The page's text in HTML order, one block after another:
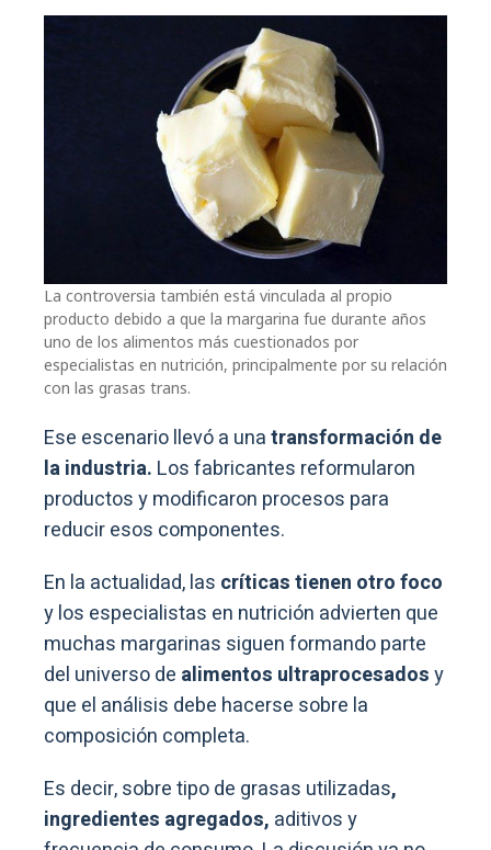
La controversia también está vinculada al propio
producto debido a que la margarina fue durante años
uno de los alimentos más cuestionados por
especialistas en nutrición, principalmente por su relación
con las grasas trans.
Ese escenario llevó a unatransformación de
la industria. Los fabricantes reformularon
productos y modificaron procesos para
reducir esos componentes.
En la actualidad, las críticas tienen otro foco
y los especialistas en nutrición advierten que
muchas margarinas siguen formando parte
del universo de alimentos ultraprocesadosy
que el análisis debe hacerse sobre la
composición completa.
Es decir, sobre tipo de grasas utilizadas,
ingredientes agregados, aditivos y